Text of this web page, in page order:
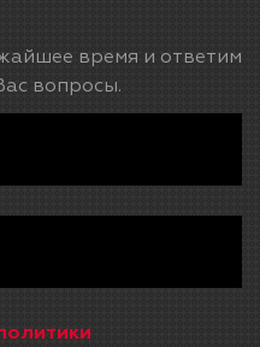
время и ответим
вопросы.